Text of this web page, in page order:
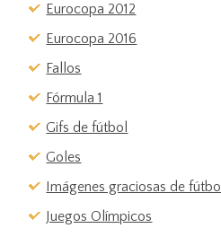
Eurocopa 2012
Eurocopa 2016
Fallos
Fórmula 1
Gifs de fútbol
Goles
Imágenes graciosas de fútbol
Juegos Olímpicos